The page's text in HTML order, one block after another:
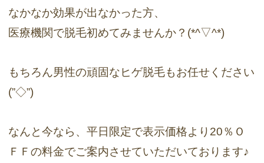
なかなか効果が出なかった方、
医療機関で脱毛初めてみませんか？(*^▽^*)
もちろん男性の頑固なヒゲ脱毛もお任せください
(”◇”)ゞ
なんと今なら、平日限定で表示価格より20％Ｏ
ＦＦの料金でご案内させていただいております♪